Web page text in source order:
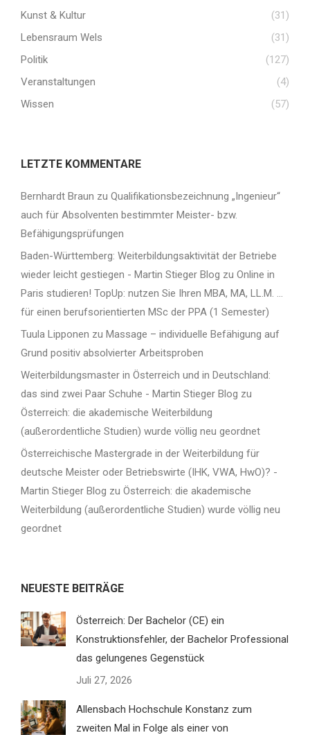
Kunst & Kultur
(31)
Lebensraum Wels
(31)
Politik
(127)
Veranstaltungen
(4)
Wissen
(57)
LETZTE KOMMENTARE
Bernhardt Braun zu Qualifikationsbezeichnung „Ingenieur“
auch für Absolventen bestimmter Meister- bzw.
Befähigungsprüfungen
Baden-Württemberg: Weiterbildungsaktivität der Betriebe
wieder leicht gestiegen - Martin Stieger Blog zu Online in
Paris studieren! TopUp: nutzen Sie Ihren MBA, MA, LL.M. …
für einen berufsorientierten MSc der PPA (1 Semester)
Tuula Lipponen zu Massage – individuelle Befähigung auf
Grund positiv absolvierter Arbeitsproben
Weiterbildungsmaster in Österreich und in Deutschland:
das sind zwei Paar Schuhe - Martin Stieger Blog zu
Österreich: die akademische Weiterbildung
(außerordentliche Studien) wurde völlig neu geordnet
Österreichische Mastergrade in der Weiterbildung für
deutsche Meister oder Betriebswirte (IHK, VWA, HwO)? -
Martin Stieger Blog zu Österreich: die akademische
Weiterbildung (außerordentliche Studien) wurde völlig neu
geordnet
NEUESTE BEITRÄGE
Österreich: Der Bachelor (CE) ein
Konstruktionsfehler, der Bachelor Professional
das gelungenes Gegenstück
Juli 27, 2026
Allensbach Hochschule Konstanz zum
zweiten Mal in Folge als einer von